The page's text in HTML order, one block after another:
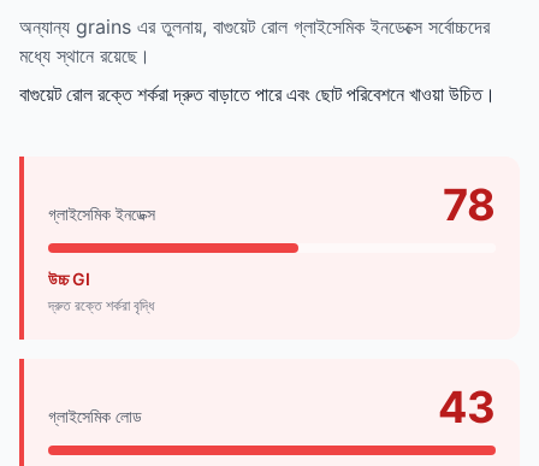
অন্যান্য grains এর তুলনায়, বাগুয়েট রোল গ্লাইসেমিক ইনডেক্সে সর্বোচ্চদের
মধ্যে স্থানে রয়েছে।
বাগুয়েট রোল রক্তে শর্করা দ্রুত বাড়াতে পারে এবং ছোট পরিবেশনে খাওয়া উচিত।
গ্লাইসেমিক ইনডেক্স 78
উচ্চ GI
দ্রুত রক্তে শর্করা বৃদ্ধি
গ্লাইসেমিক লোড 43